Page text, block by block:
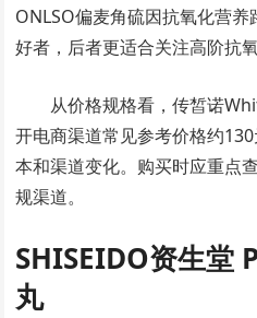
ONLSO偏麦角硫因抗氧化营
好者，后者更适合关注高阶抗
从价格规格看，传皙诺
开电商渠道常见参考价格约
本和渠道变化。购买时应重点
规渠道。
SHISEIDO资生堂
丸